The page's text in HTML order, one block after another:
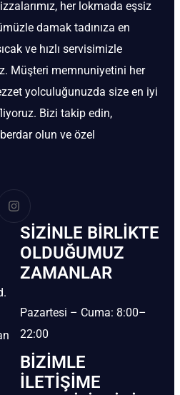
her lokmada eşsiz
damak tadınıza en
ve hızlı servisimizle
Müşteri memnuniyetini her
yolculuğunuzda size en iyi
Bizi takip edin,
olun ve özel
SIZINLE BIRLIKTE
OLDUĞUMUZ
ZAMANLAR
Pazartesi – Cuma: 8:00–
22:00
BIZIMLE
İLETIŞIME